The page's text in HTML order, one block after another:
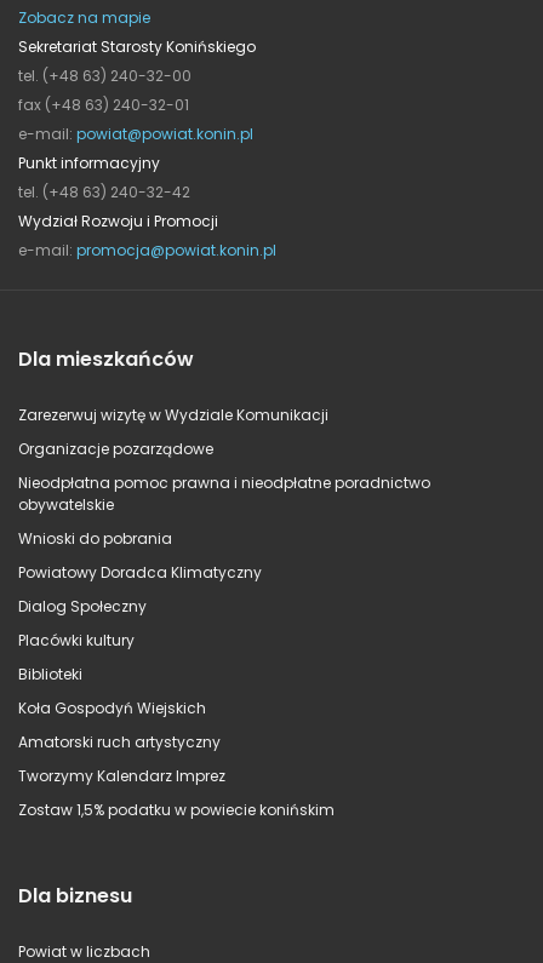
Zobacz na mapie
Sekretariat Starosty Konińskiego
tel. (+48 63) 240-32-00
fax (+48 63) 240-32-01
e-mail: powiat@powiat.konin.pl
Punkt informacyjny
tel. (+48 63) 240-32-42
Wydział Rozwoju i Promocji
e-mail: promocja@powiat.konin.pl
Dla mieszkańców
Zarezerwuj wizytę w Wydziale Komunikacji
Organizacje pozarządowe
Nieodpłatna pomoc prawna i nieodpłatne poradnictwo
obywatelskie
Wnioski do pobrania
Powiatowy Doradca Klimatyczny
Dialog Społeczny
Placówki kultury
Biblioteki
Koła Gospodyń Wiejskich
Amatorski ruch artystyczny
Tworzymy Kalendarz Imprez
Zostaw 1,5% podatku w powiecie konińskim
Dla biznesu
Powiat w liczbach